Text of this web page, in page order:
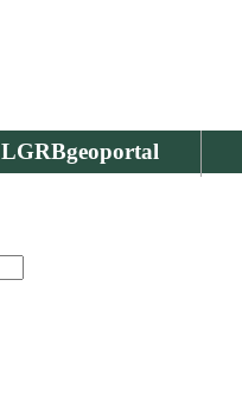
LGRBgeoportal